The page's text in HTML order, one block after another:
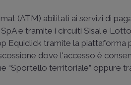
(ATM) abilitati ai servizi di
e tramite i circuiti Sisal e
Equiclick tramite la piattaforma
dove l'accesso è
“Sportello territoriale” oppure